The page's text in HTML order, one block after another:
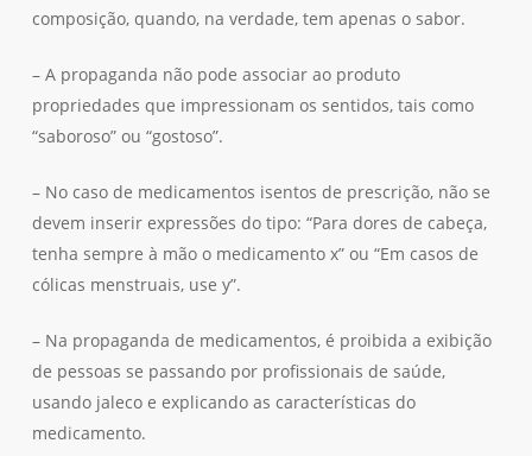
composição, quando, na verdade, tem apenas o sabor.
– A propaganda não pode associar ao produto
propriedades que impressionam os sentidos, tais como
“saboroso” ou “gostoso”.
– No caso de medicamentos isentos de prescrição, não se
devem inserir expressões do tipo: “Para dores de cabeça,
tenha sempre à mão o medicamento x” ou “Em casos de
cólicas menstruais, use y”.
– Na propaganda de medicamentos, é proibida a exibição
de pessoas se passando por profissionais de saúde,
usando jaleco e explicando as características do
medicamento.